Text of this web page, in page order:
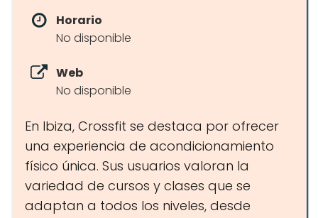
Horario
No disponible
Web
No disponible
En Ibiza, Crossfit se destaca por ofrecer
una experiencia de acondicionamiento
físico única. Sus usuarios valoran la
variedad de cursos y clases que se
adaptan a todos los niveles, desde